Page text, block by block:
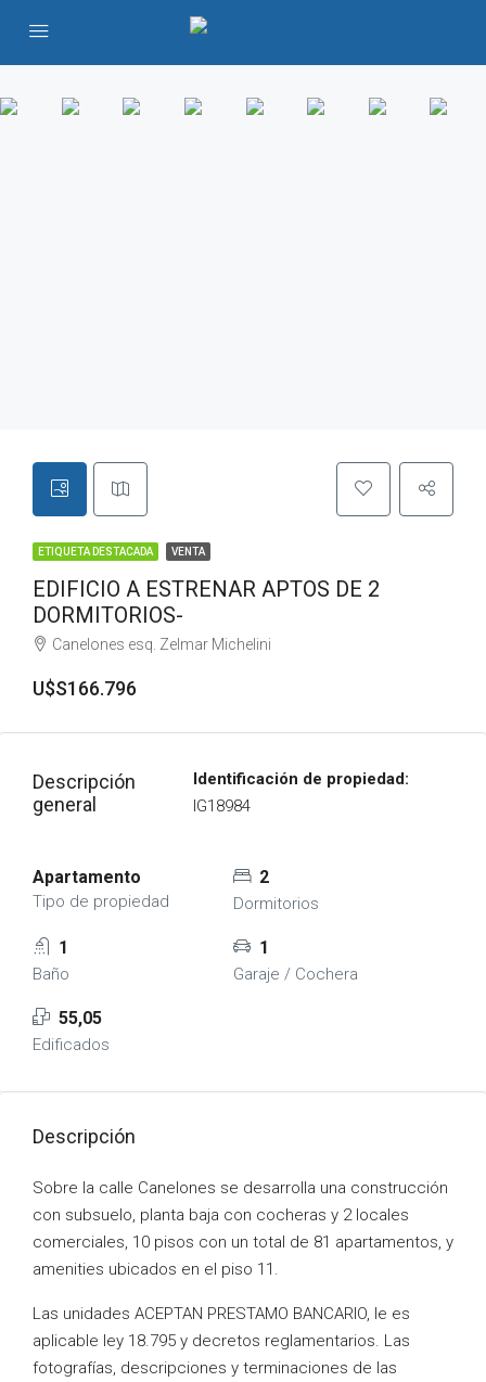
ETIQUETA DESTACADA VENTA
EDIFICIO A ESTRENAR APTOS DE 2
DORMITORIOS-
Canelones esq. Zelmar Michelini
U$S166.796
Descripción
general
Identificación de propiedad:
IG18984
Apartamento
Tipo de propiedad
2
Dormitorios
1
Baño
1
Garaje / Cochera
55,05
Edificados
Descripción
Sobre la calle Canelones se desarrolla una construcción
con subsuelo, planta baja con cocheras y 2 locales
comerciales, 10 pisos con un total de 81 apartamentos, y
amenities ubicados en el piso 11.
Las unidades ACEPTAN PRESTAMO BANCARIO, le es
aplicable ley 18.795 y decretos reglamentarios. Las
fotografías, descripciones y terminaciones de las